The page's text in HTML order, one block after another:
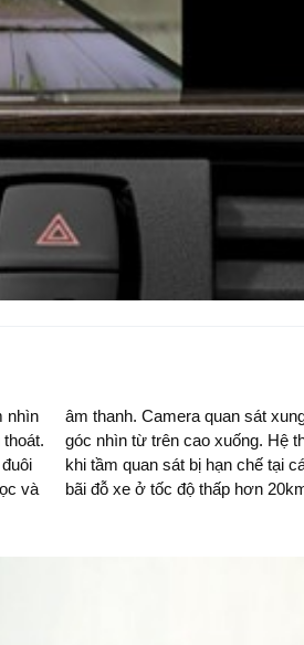
nhìn
và
với
bạn
vào
bãi đỗ xe ở tốc độ thấp hơn